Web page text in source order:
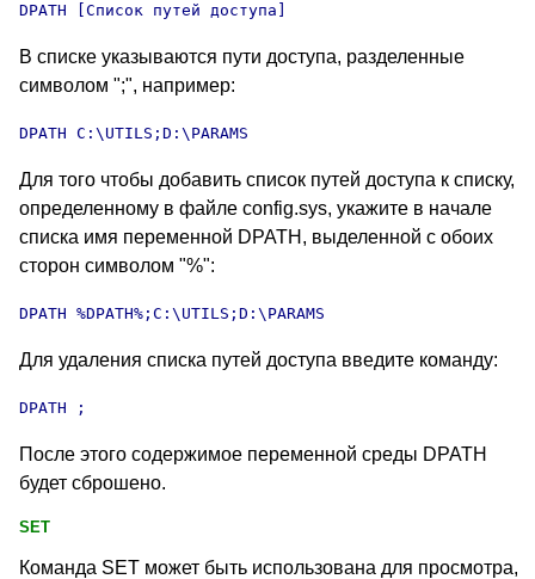
DPATH [Список путей доступа]
В списке указываются пути доступа, разделенные
символом ";", например:
DPATH C:\UTILS;D:\PARAMS
Для того чтобы добавить список путей доступа к списку,
определенному в файле config.sys, укажите в начале
списка имя переменной DPATH , выделенной с обоих
сторон символом "%":
DPATH %DPATH%;C:\UTILS;D:\PARAMS
Для удаления списка путей доступа введите команду:
DPATH ;
После этого содержимое переменной среды DPATH
будет сброшено.
SET
Команда SET может быть использована для просмотра,